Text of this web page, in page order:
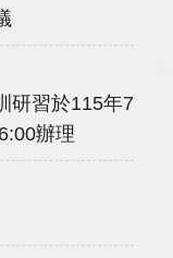
研習於115年7
辦理